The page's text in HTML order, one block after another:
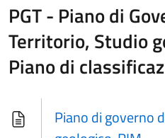
PGT - Piano di
Territorio, Studio
Piano di
Piano di governo